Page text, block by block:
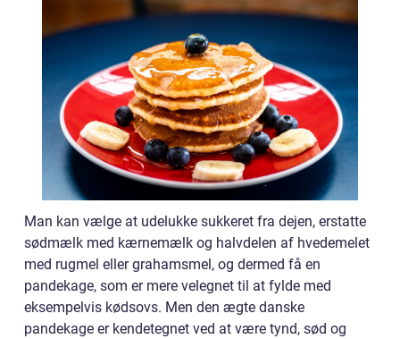
Man kan vælge at udelukke sukkeret fra dejen, erstatte
sødmælk med kærnemælk og halvdelen af hvedemelet
med rugmel eller grahamsmel, og dermed få en
pandekage, som er mere velegnet til at fylde med
eksempelvis kødsovs. Men den ægte danske
pandekage er kendetegnet ved at være tynd, sød og